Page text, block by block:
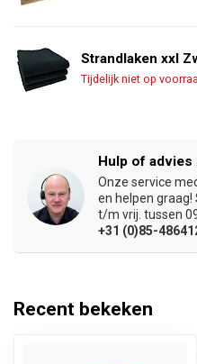
Strandlaken xxl
Tijdelijk niet op
Hulp of advies
Onze service
en helpen graag!
t/m vrij. tussen
+31 (0)85-
Recent bekeken